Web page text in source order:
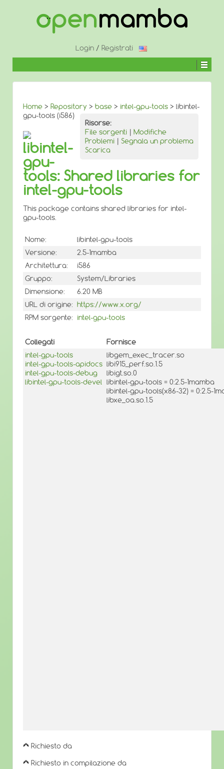
CONTENUTO
Login / Registrati
Home > Repository > base > intel-gpu-tools > libintel-
gpu-tools (i586)
Risorse:
File sorgenti | Modifiche
Problemi | Segnala un problema
Scarica
libintel-
gpu-
tools: Shared libraries for
intel-gpu-tools
This package contains shared libraries for intel-
gpu-tools.
Nome:
libintel-gpu-tools
Versione:
2.5-1mamba
Architettura:
i586
Gruppo:
System/Libraries
Dimensione:
6.20 MB
URL di origine: https://www.x.org/
RPM sorgente: intel-gpu-tools
Collegati
Fornisce
intel-gpu-tools
intel-gpu-tools-apidocs
intel-gpu-tools-debug
libintel-gpu-tools-devel
libgem_exec_tracer.so
libi915_perf.so.1.5
libigt.so.0
libintel-gpu-tools = 0:2.5-1mamba
libintel-gpu-tools(x86-32) = 0:2.5-
libxe_oa.so.1.5
Richiesto da
Richiesto in compilazione da